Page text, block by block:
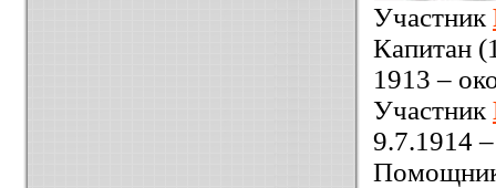
Участник
Капитан
1913 –
Участник
9.7.1914
Помощник